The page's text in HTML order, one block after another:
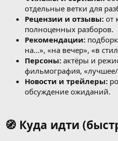
отдельные ветки для
Рецензии и отзывы: от
полноценных разборов.
Рекомендации:
на…», «на вечер», «в
Персоны: актёры и
фильмография,
Новости и трейлеры:
обсуждение ожиданий.
🧭 Куда идти